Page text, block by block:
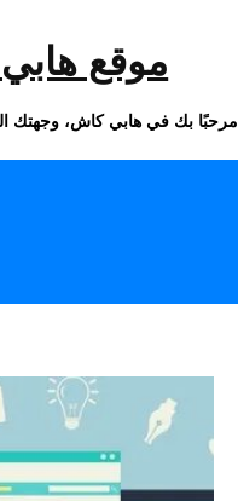
موقع
مرحبًا بك في هابي كاش، وجهتك